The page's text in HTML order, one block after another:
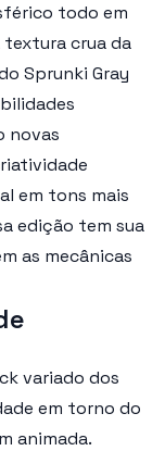
todo em
crua da
Sprunki Gray
novas
em tons mais
edição tem sua
as mecânicas
variado dos
em torno do
animada.